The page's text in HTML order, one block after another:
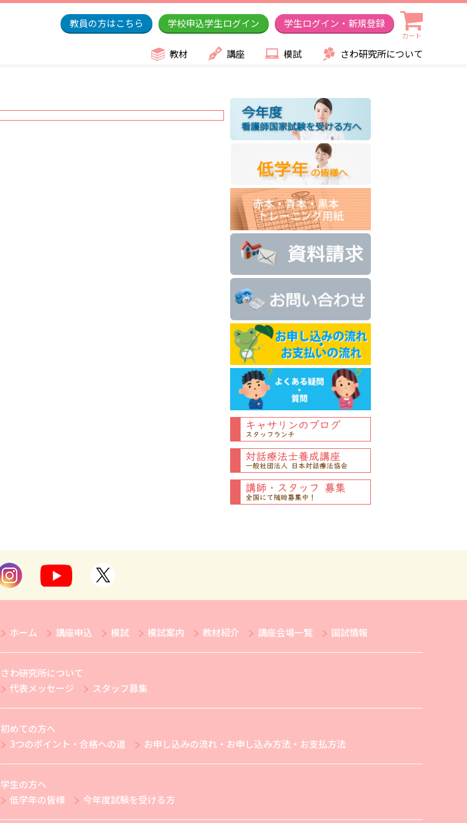
教員の方はこちら 学校申込学生ログイン 学生ログイン・新規登録
カート
教材 講座 模試 さわ研究所について
ホーム 講座申込 模試 模試案内 教材紹介 講座会場一覧 国試情報
さわ研究所について
代表メッセージ
スタッフ募集
初めての方へ
3つのポイント・合格への道
お申し込みの流れ・お申し込み方法・お支払方法
学生の方へ
低学年の皆様
今年度試験を受ける方